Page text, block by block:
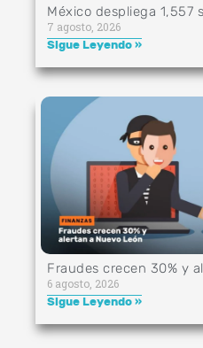
México despliega 1,557
7 agosto, 2026
Sigue Leyendo »
Fraudes crecen 30% y
6 agosto, 2026
Sigue Leyendo »